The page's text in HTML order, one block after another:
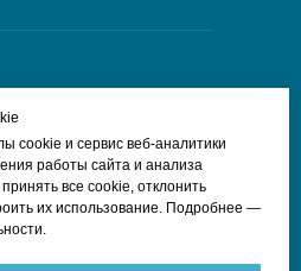
34
cookie и сервис веб-аналитики
работы сайта и анализа
все cookie, отклонить
их использование. Подробнее —